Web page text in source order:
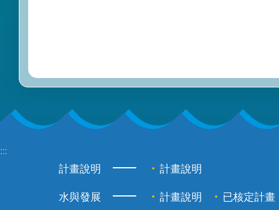
:::
計畫說明 計畫說明
水與發展 計畫說明 已核定計畫